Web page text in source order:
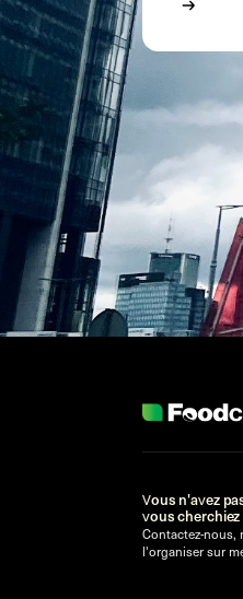
Vous n'avez
vous cherchiez
Contactez-nous,
l'organiser sur